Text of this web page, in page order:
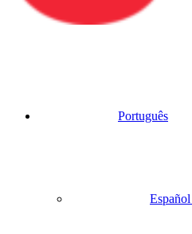
Português
Español